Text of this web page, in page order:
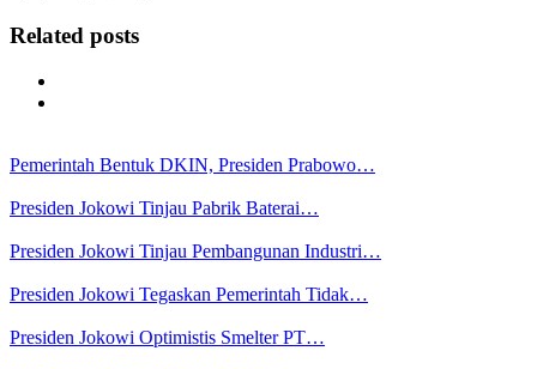
Related posts
Pemerintah Bentuk DKIN, Presiden Prabowo…
Presiden Jokowi Tinjau Pabrik Baterai…
Presiden Jokowi Tinjau Pembangunan Industri…
Presiden Jokowi Tegaskan Pemerintah Tidak…
Presiden Jokowi Optimistis Smelter PT…